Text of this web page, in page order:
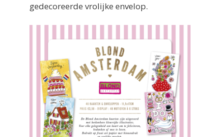
gedecoreerde vrolijke envelop.